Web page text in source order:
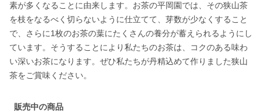
素が多くなることに由来します。お茶の平岡園では、その狭山茶
を枝をなるべく切らないように仕立てて、芽数が少なくすること
で、さらに1枚のお茶の葉にたくさんの養分が蓄えられるようにし
ています。そうすることにより私たちのお茶は、コクのある味わ
い深いお茶になります。ぜひ私たちが丹精込めて作りました狭山
茶をご賞味ください。
販売中の商品